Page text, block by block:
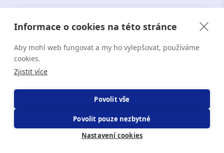
Informace o cookies na této stránce
Aby mohl web fungovat a my ho vylepšovat, používáme
cookies.
Zjistit více
Povolit vše
Povolit pouze nezbytné
Nastavení cookies
Obchodní podmínky
Podmínky používání platformy
Copyright Terapie CZ s.r.o. 2026. Všechna práva
19644078.